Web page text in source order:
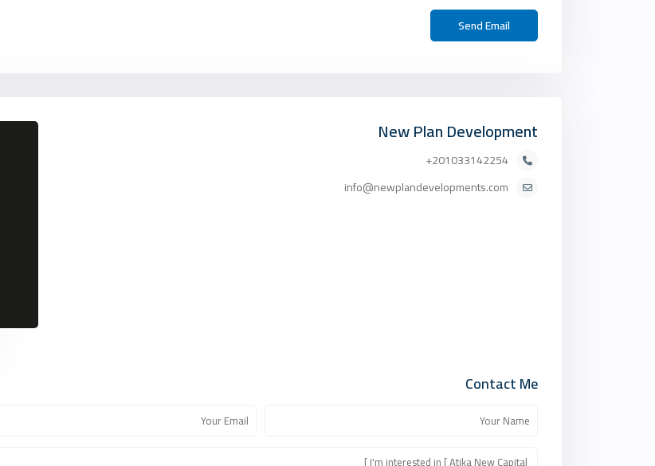
New Plan Development
201033142254+
info@newplandevelopments.com
Contact Me